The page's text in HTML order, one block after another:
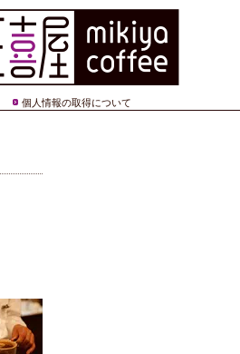
個人情報の取得について